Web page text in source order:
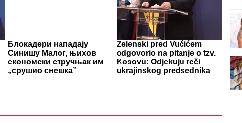
Блокадери нападају
Синишу Малог, њихов
економски стручњак им
„срушио снешка”
Zelenski pred Vučićem
odgovorio na pitanje o tzv.
Kosovu: Odjekuju reči
ukrajinskog predsednika